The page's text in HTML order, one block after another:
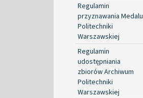
Regulamin
przyznawania Medalu
Politechniki
Warszawskiej
Regulamin
udostępniania
zbiorów Archiwum
Politechniki
Warszawskiej